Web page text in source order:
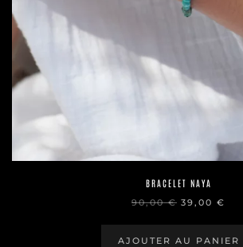
BRACELET NAYA
90,00€ LE
INITIAL
ÉTAIT :
39,00 €
AJOUTER AU PANIER